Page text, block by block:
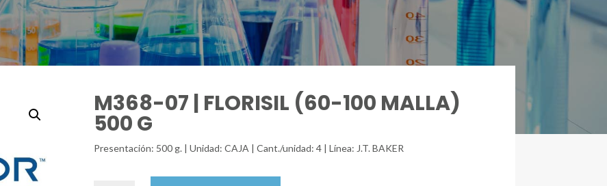
M368-07 | FLORISIL (60-100 MALLA)
500 G
Presentación: 500 g. | Unidad: CAJA | Cant./unidad: 4 | Línea: J.T. BAKER